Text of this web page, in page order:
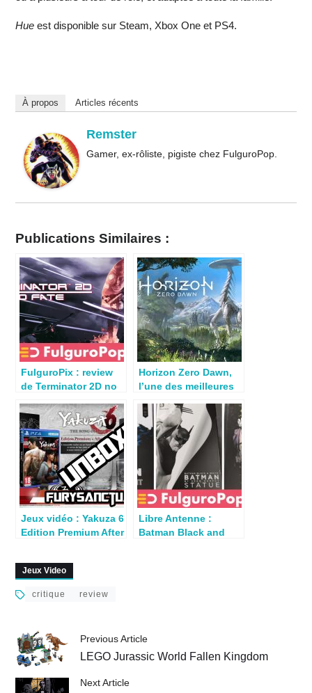
Hueest disponible sur Steam, Xbox One et PS4.
À propos Articles récents
Remster
Gamer, ex-rôliste, pigiste chez FulguroPop.
Publications Similaires :
FulguroPix : review
de Terminator 2D no
Horizon Zero Dawn,
l’une des meilleures
Jeux vidéo : Yakuza 6
Edition Premium After
Libre Antenne :
Batman Black and
Jeux Video
critique review
Previous Article
LEGO Jurassic World Fallen Kingdom
Next Article